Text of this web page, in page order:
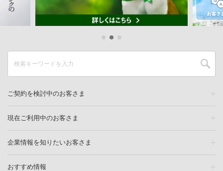
ご契約を検討中のお客さま
現在ご利用中のお客さま
企業情報を知りたいお客さま
おすすめ情報